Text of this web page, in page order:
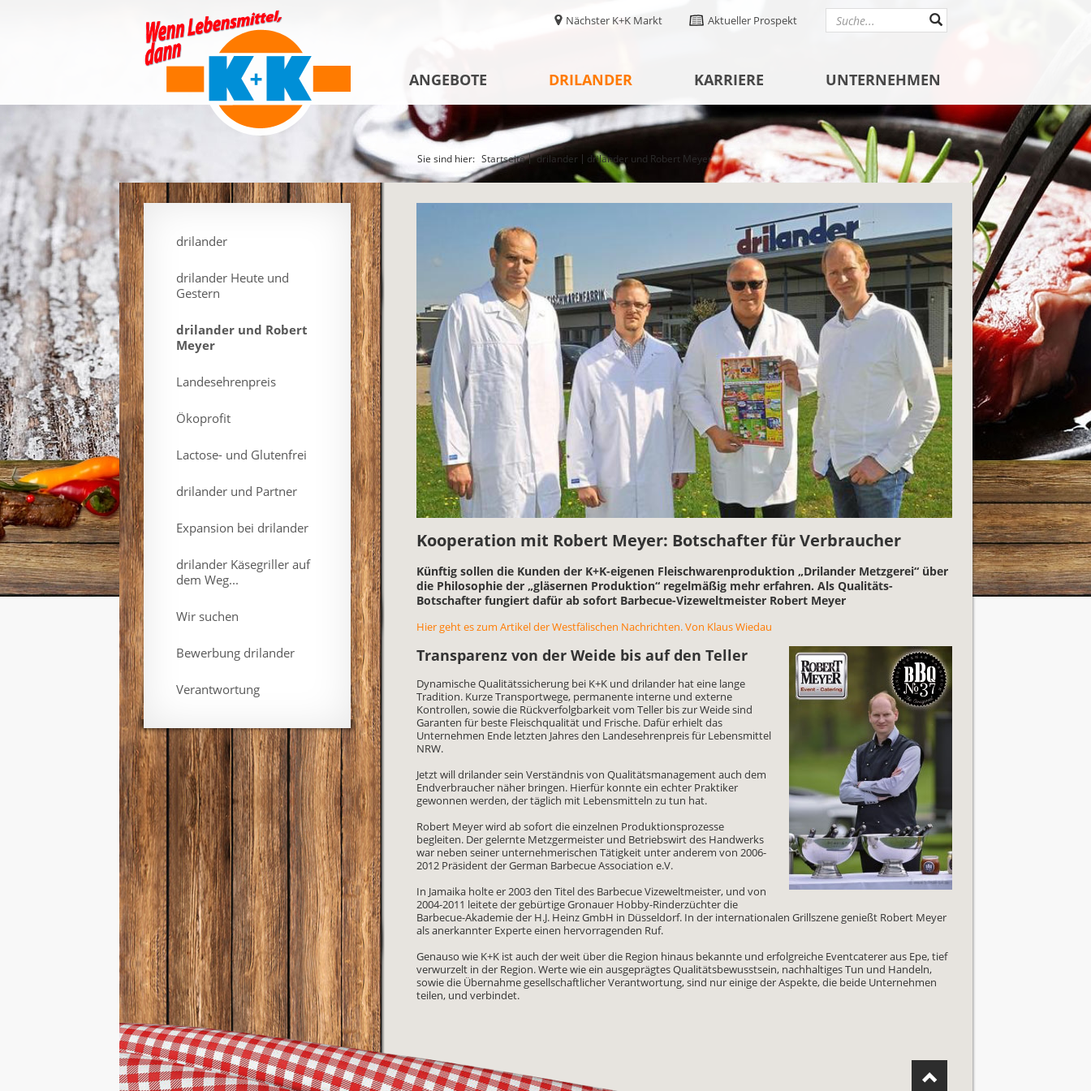
Nächster K+K Markt Aktueller Prospekt
ANGEBOTE DRILANDER KARRIERE UNTERNEHMEN
Sie sind hier: Startseite drilander drilander und Robert Meyer
drilander
drilander Heute und
Gestern
drilander und Robert
Meyer
Landesehrenpreis
Ökoprofit
Lactose- und Glutenfrei
drilander und Partner
Expansion bei drilander
drilander Käsegriller auf
dem Weg...
Wir suchen
Bewerbung drilander
Verantwortung
Kooperation mit Robert Meyer: Botschafter für Verbraucher
Künftig sollen die Kunden der K+K-eigenen Fleischwarenproduktion „Drilander Metzgerei“ über
die Philosophie der „gläsernen Produktion“ regelmäßig mehr erfahren. Als Qualitäts-
Botschafter fungiert dafür ab sofort Barbecue-Vizeweltmeister Robert Meyer
Hier geht es zum Artikel der Westfälischen Nachrichten. Von Klaus Wiedau
Transparenz von der Weide bis auf den Teller
Dynamische Qualitätssicherung bei K+K und drilander hat eine lange
Tradition. Kurze Transportwege, permanente interne und externe
Kontrollen, sowie die Rückverfolgbarkeit vom Teller bis zur Weide sind
Garanten für beste Fleischqualität und Frische. Dafür erhielt das
Unternehmen Ende letzten Jahres den Landesehrenpreis für Lebensmittel
NRW.
Jetzt will drilander sein Verständnis von Qualitätsmanagement auch dem
Endverbraucher näher bringen. Hierfür konnte ein echter Praktiker
gewonnen werden, der täglich mit Lebensmitteln zu tun hat.
Robert Meyer wird ab sofort die einzelnen Produktionsprozesse
begleiten. Der gelernte Metzgermeister und Betriebswirt des Handwerks
war neben seiner unternehmerischen Tätigkeit unter anderem von 2006-
2012 Präsident der German Barbecue Association e.V.
In Jamaika holte er 2003 den Titel des Barbecue Vizeweltmeister, und von
2004-2011 leitete der gebürtige Gronauer Hobby-Rinderzüchter die
Barbecue-Akademie der H.J. Heinz GmbH in Düsseldorf. In der internationalen Grillszene genießt Robert Meyer
als anerkannter Experte einen hervorragenden Ruf.
Genauso wie K+K ist auch der weit über die Region hinaus bekannte und erfolgreiche Eventcaterer aus Epe, tief
verwurzelt in der Region. Werte wie ein ausgeprägtes Qualitätsbewusstsein, nachhaltiges Tun und Handeln,
sowie die Übernahme gesellschaftlicher Verantwortung, sind nur einige der Aspekte, die beide Unternehmen
teilen, und verbindet.